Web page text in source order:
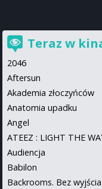
Teraz w
2046
Aftersun
Akademia złoczyńców
Anatomia upadku
Angel
ATEEZ : LIGHT THE
Audiencja
Babilon
Backrooms. Bez wyjścia